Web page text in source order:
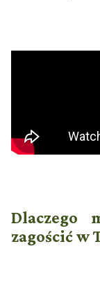
Dlaczego
zagościć w